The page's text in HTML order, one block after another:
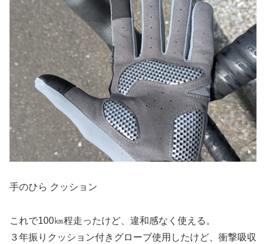
手のひら クッション
これで100㎞程走ったけど、違和感なく使える。
３年振りクッション付きグローブ使用したけど、衝撃吸収